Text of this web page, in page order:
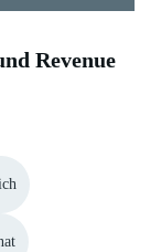
Revenue